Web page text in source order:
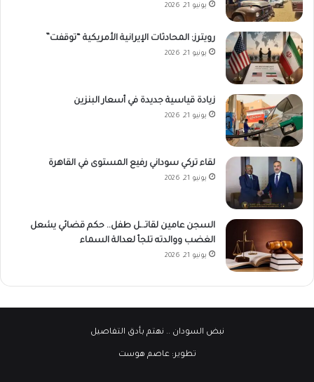
يونيو 21, 2026
رويترز: المحادثات الإيرانية الأمريكية “توقفت”
يونيو 21, 2026
زيادة قياسية جديدة في أسعار البنزين
يونيو 21, 2026
لقاء تركي سوداني رفيع المستوى في القاهرة
يونيو 21, 2026
السجن عامين لقاتـ.ـل طفل.. حكم قضائي يشعل
الغضب ووالدته تلجأ لعدالة السماء
يونيو 21, 2026
نبض السودان .. نهتم بأدق التفاصيل
تطوير:عاصم هوست